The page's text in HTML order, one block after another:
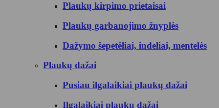
Plaukų kirpimo prietaisai
Plaukų garbanojimo žnyplės
Dažymo šepetėliai, indeliai, mentelės
Plaukų dažai
Pusiau ilgalaikiai plaukų dažai
Ilgalaikiai plaukų dažai